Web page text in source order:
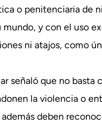
o penitenciaria de
mundo, y con el uso
ni atajos, como
señaló que no basta
la violencia o
deben